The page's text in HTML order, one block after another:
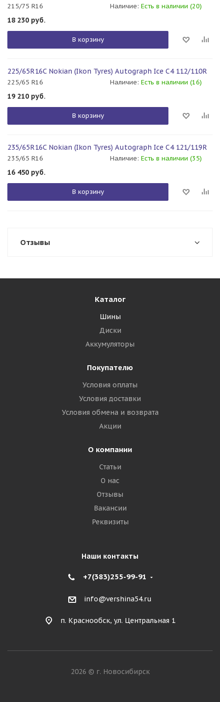
215/75 R16 Наличие: Есть в наличии (20)
18 230 руб.
В корзину
225/65R16C Nokian (Ikon Tyres) Autograph Ice C4 112/110R
225/65 R16 Наличие: Есть в наличии (16)
19 210 руб.
В корзину
235/65R16C Nokian (Ikon Tyres) Autograph Ice C4 121/119R
235/65 R16 Наличие: Есть в наличии (35)
16 450 руб.
В корзину
Отзывы
Каталог
Шины
Диски
Аккумуляторы
Покупателю
Условия оплаты
Условия доставки
Условия обмена и возврата
Акции
О компании
Статьи
О нас
Отзывы
Вакансии
Реквизиты
Наши контакты
+7(383)255-99-91
info@vershina54.ru
п. Краснообск, ул. Центральная 1
2026 © г. Новосибирск